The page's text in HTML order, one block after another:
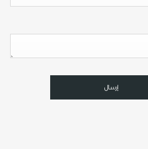
إرسال